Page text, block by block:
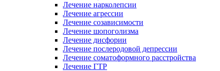
Лечение нарколепсии
Лечение агрессии
Лечение созависимости
Лечение шопоголизма
Лечение дисфории
Лечение послеродовой депрессии
Лечение соматоформного расстройства
Лечение ГТР